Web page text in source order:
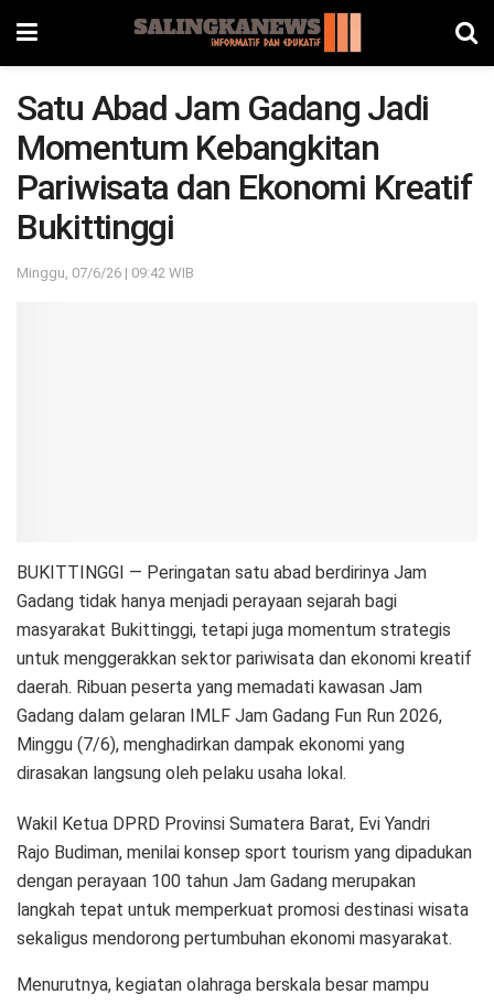
Satu Abad Jam Gadang Jadi
Momentum Kebangkitan
Pariwisata dan Ekonomi Kreatif
Bukittinggi
Minggu, 07/6/26 | 09:42 WIB
BUKITTINGGI — Peringatan satu abad berdirinya Jam
Gadang tidak hanya menjadi perayaan sejarah bagi
masyarakat Bukittinggi, tetapi juga momentum strategis
untuk menggerakkan sektor pariwisata dan ekonomi kreatif
daerah. Ribuan peserta yang memadati kawasan Jam
Gadang dalam gelaran IMLF Jam Gadang Fun Run 2026,
Minggu (7/6), menghadirkan dampak ekonomi yang
dirasakan langsung oleh pelaku usaha lokal.
Wakil Ketua DPRD Provinsi Sumatera Barat, Evi Yandri
Rajo Budiman, menilai konsep sport tourism yang dipadukan
dengan perayaan 100 tahun Jam Gadang merupakan
langkah tepat untuk memperkuat promosi destinasi wisata
sekaligus mendorong pertumbuhan ekonomi masyarakat.
Menurutnya, kegiatan olahraga berskala besar mampu